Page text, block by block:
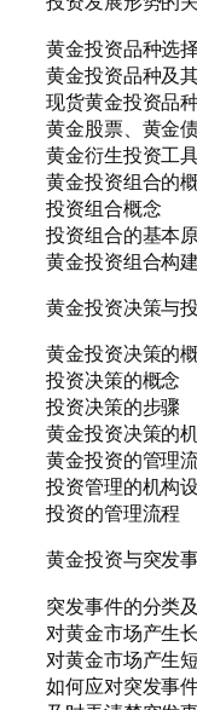
黄金投资品种选
黄金投资品种及
现货黄金投资品种
黄金股票、黄金
黄金衍生投资工
黄金投资组合的
投资组合概念
投资组合的基本
黄金投资组合构
黄金投资决策与
黄金投资决策的
投资决策的概念
投资决策的步骤
黄金投资决策的
黄金投资的管理
投资管理的机构
投资的管理流程
黄金投资与突发
突发事件的分类
对黄金市场产生
对黄金市场产生
如何应对突发事